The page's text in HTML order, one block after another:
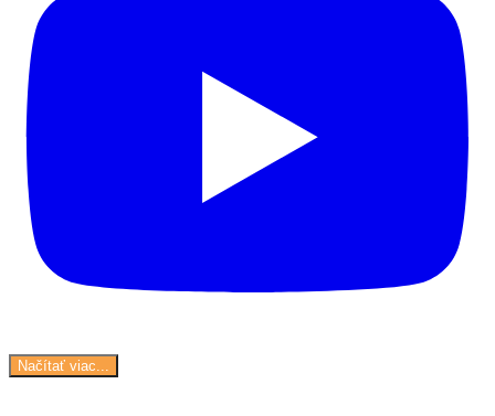
Načítať viac...